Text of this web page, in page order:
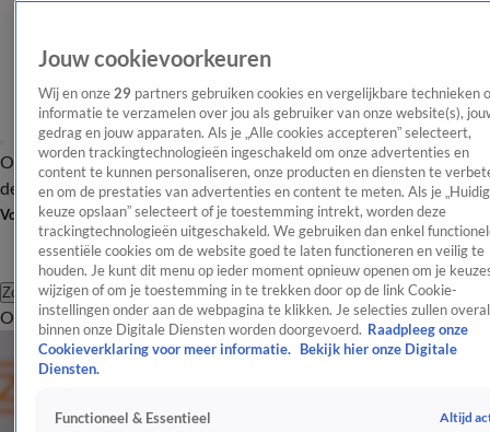
OverzichtAfleveringen Entertainment TV Algemeen
Tip
de redactieNieuwsbrief
Volg Shownieuws
Zoeken
OverzichtEntertainmentSpraakmakendRealityCrimeVideo's
Jouw cookievoorkeuren
Wij en onze 29 partners gebruiken cookies en vergelijkbare technieken
informatie te verzamelen over jou als gebruiker van onze website(s),
gedrag en jouw apparaten. Als je „Alle cookies accepteren” selecteert,
worden trackingtechnologieën ingeschakeld om onze advertenties en
content te kunnen personaliseren, onze producten en diensten te
en om de prestaties van advertenties en content te meten. Als je
keuze opslaan” selecteert of je toestemming intrekt, worden deze
trackingtechnologieën uitgeschakeld. We gebruiken dan enkel
essentiële cookies om de website goed te laten functioneren en veilig te
houden. Je kunt dit menu op ieder moment opnieuw openen om je
wijzigen of om je toestemming in te trekken door op de link Cookie-
instellingen onder aan de webpagina te klikken. Je selecties zullen overal
binnen onze Digitale Diensten worden doorgevoerd. Raadpleeg onze
Cookieverklaring voor meer informatie.
Bekijk hier onze Digitale
Diensten.
Functioneel & Essentieel Altijd